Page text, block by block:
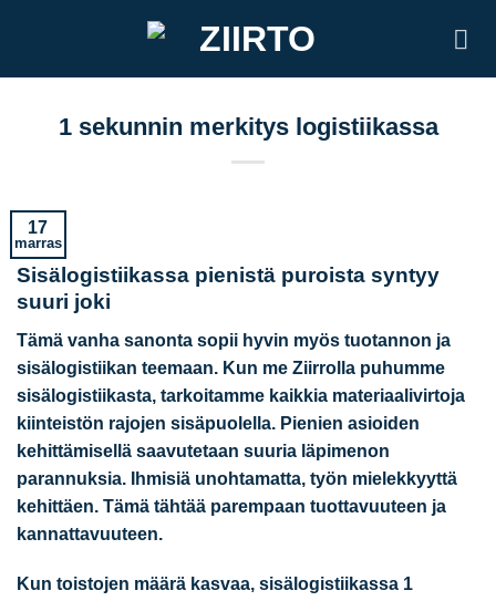
1 sekunnin merkitys logistiikassa
17
marras
Sisälogistiikassa pienistä puroista syntyy
suuri joki
Tämä vanha sanonta sopii hyvin myös tuotannon ja
sisälogistiikan teemaan. Kun me Ziirrolla puhumme
sisälogistiikasta, tarkoitamme kaikkia materiaalivirtoja
kiinteistön rajojen sisäpuolella. Pienien asioiden
kehittämisellä saavutetaan suuria läpimenon
parannuksia. Ihmisiä unohtamatta, työn mielekkyyttä
kehittäen. Tämä tähtää parempaan tuottavuuteen ja
kannattavuuteen.
Kun toistojen määrä kasvaa, sisälogistiikassa 1